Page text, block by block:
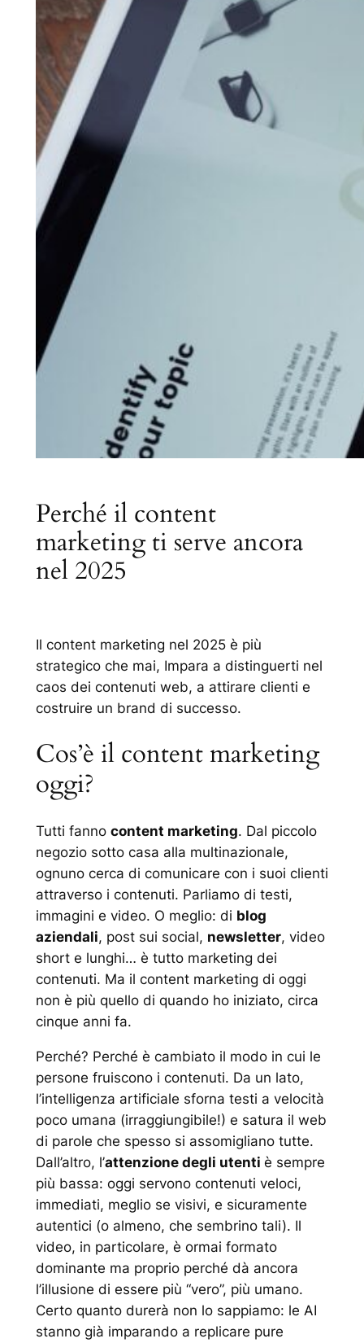
Perché il content
marketing ti serve ancora
nel 2025
Il content marketing nel 2025 è più
strategico che mai, Impara a distinguerti nel
caos dei contenuti web, a attirare clienti e
costruire un brand di successo.
Cos’è il content marketing
oggi?
Tutti fanno content marketing. Dal piccolo
negozio sotto casa alla multinazionale,
ognuno cerca di comunicare con i suoi clienti
attraverso i contenuti. Parliamo di testi,
immagini e video. O meglio: di blog
aziendali, post sui social, newsletter, video
short e lunghi… è tutto marketing dei
contenuti. Ma il content marketing di oggi
non è più quello di quando ho iniziato, circa
cinque anni fa.
Perché? Perché è cambiato il modo in cui le
persone fruiscono i contenuti. Da un lato,
l’intelligenza artificiale sforna testi a velocità
poco umana (irraggiungibile!) e satura il web
di parole che spesso si assomigliano tutte.
Dall’altro, l’attenzione degli utenti è sempre
più bassa: oggi servono contenuti veloci,
immediati, meglio se visivi, e sicuramente
autentici (o almeno, che sembrino tali). Il
video, in particolare, è ormai formato
dominante ma proprio perché dà ancora
l’illusione di essere più “vero”, più umano.
Certo quanto durerà non lo sappiamo: le AI
stanno già imparando a replicare pure